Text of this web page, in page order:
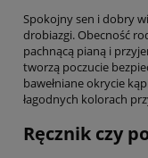
Spokojny sen i dobry
drobiazgi. Obecność
pachnącą pianą i
tworzą poczucie
bawełniane okrycie
łagodnych kolorach
Ręcznik czy